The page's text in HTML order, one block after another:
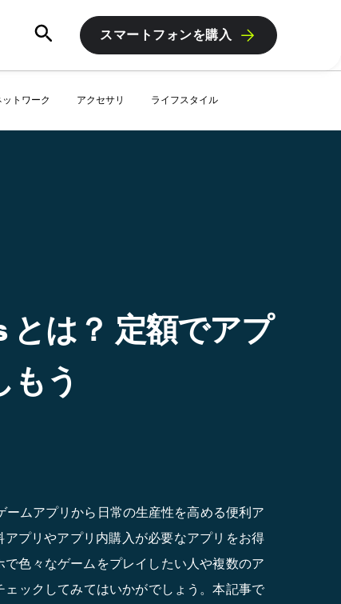
スマートフォンを購入
ットワーク アクセサリ ライフスタイル
とは？ 定額でアプ
もう
ムアプリから日常の生産性を高める便利ア
プリやアプリ内購入が必要なアプリをお得
色々なゲームをプレイしたい人や複数のア
ックしてみてはいかがでしょう。本記事で